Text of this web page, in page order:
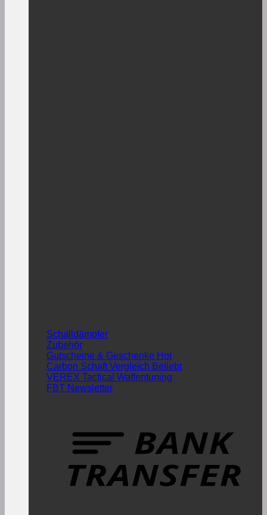
Schalldämpfer
Zubehör
Gutscheine & Geschenke
Carbon Schaft Vergleich
VEREX Tactical Waffentuning
FBT Newsletter